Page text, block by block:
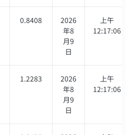
0.8408
2026
年8
月9
日
上午
12:17:06
1.2283
2026
年8
月9
日
上午
12:17:06